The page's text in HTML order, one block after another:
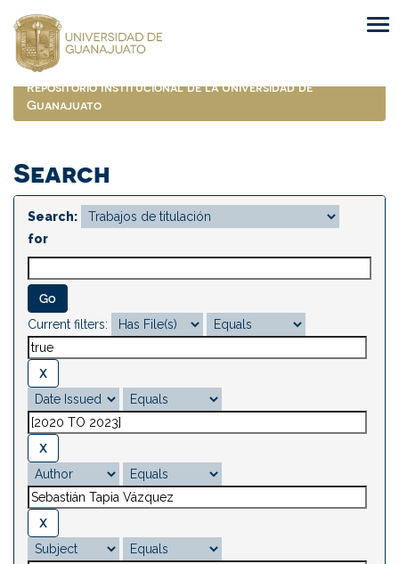
navigation
Repositorio Institucional de la Universidad de
Guanajuato
Search
Search:
for
Current filters: